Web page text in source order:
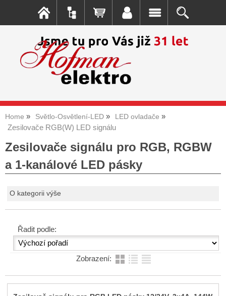
Home Světlo-Osvětlení-LED LED ovladače
Zesilovače RGB(W) LED signálu
Zesilovače signálu pro RGB, RGBW
a 1-kanálové LED pásky
O kategorii výše
Řadit podle:
Zobrazení: